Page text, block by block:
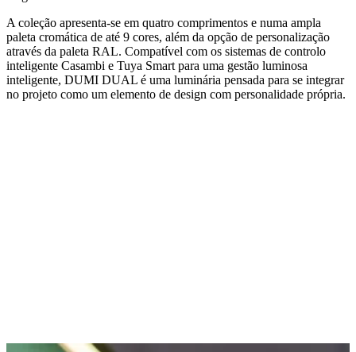
A coleção apresenta-se em quatro comprimentos e numa ampla
paleta cromática de até 9 cores, além da opção de personalização
através da paleta RAL. Compatível com os sistemas de controlo
inteligente Casambi e Tuya Smart para uma gestão luminosa
inteligente, DUMI DUAL é uma luminária pensada para se integrar
no projeto como um elemento de design com personalidade própria.